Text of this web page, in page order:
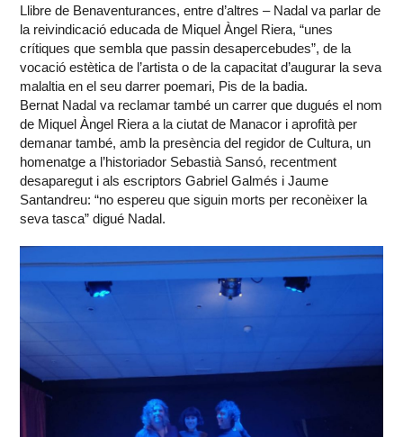
Llibre de Benaventurances, entre d’altres – Nadal va parlar de
la reivindicació educada de Miquel Àngel Riera, “unes
crítiques que sembla que passin desapercebudes”, de la
vocació estètica de l’artista o de la capacitat d’augurar la seva
malaltia en el seu darrer poemari, Pis de la badia.
Bernat Nadal va reclamar també un carrer que dugués el nom
de Miquel Àngel Riera a la ciutat de Manacor i aprofità per
demanar també, amb la presència del regidor de Cultura, un
homenatge a l’historiador Sebastià Sansó, recentment
desaparegut i als escriptors Gabriel Galmés i Jaume
Santandreu: “no espereu que siguin morts per reconèixer la
seva tasca” digué Nadal.